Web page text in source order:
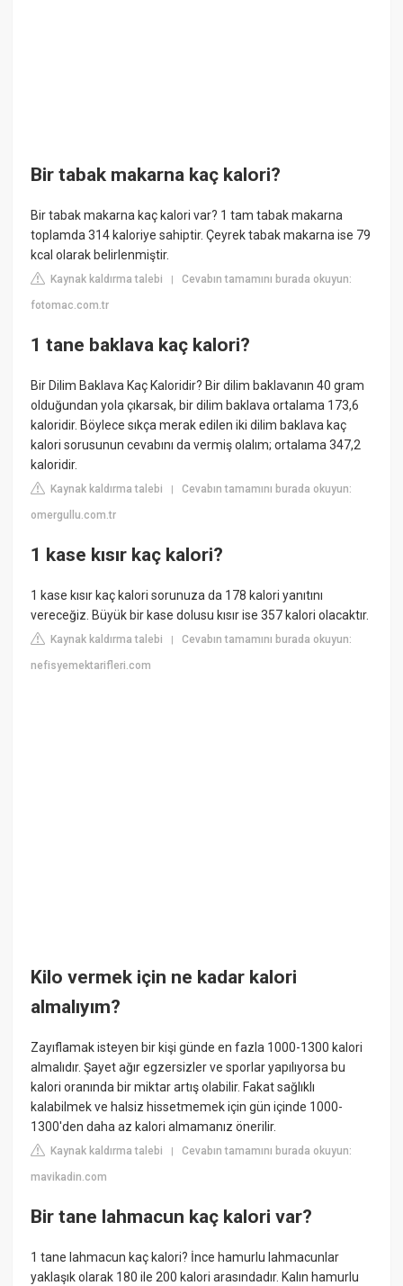
Bir tabak makarna kaç kalori?
Bir tabak makarna kaç kalori var? 1 tam tabak makarna
toplamda 314 kaloriye sahiptir. Çeyrek tabak makarna ise 79
kcal olarak belirlenmiştir.
Kaynak kaldırma talebi |Cevabın tamamını burada okuyun:
fotomac.com.tr
1 tane baklava kaç kalori?
Bir Dilim Baklava Kaç Kaloridir? Bir dilim baklavanın 40 gram
olduğundan yola çıkarsak, bir dilim baklava ortalama 173,6
kaloridir. Böylece sıkça merak edilen iki dilim baklava kaç
kalori sorusunun cevabını da vermiş olalım; ortalama 347,2
kaloridir.
Kaynak kaldırma talebi |Cevabın tamamını burada okuyun:
omergullu.com.tr
1 kase kısır kaç kalori?
1 kase kısır kaç kalori sorunuza da 178 kalori yanıtını
vereceğiz. Büyük bir kase dolusu kısır ise 357 kalori olacaktır.
Kaynak kaldırma talebi |Cevabın tamamını burada okuyun:
nefisyemektarifleri.com
Kilo vermek için ne kadar kalori
almalıyım?
Zayıflamak isteyen bir kişi günde en fazla 1000-1300 kalori
almalıdır. Şayet ağır egzersizler ve sporlar yapılıyorsa bu
kalori oranında bir miktar artış olabilir. Fakat sağlıklı
kalabilmek ve halsiz hissetmemek için gün içinde 1000-
1300'den daha az kalori almamanız önerilir.
Kaynak kaldırma talebi |Cevabın tamamını burada okuyun:
mavikadin.com
Bir tane lahmacun kaç kalori var?
1 tane lahmacun kaç kalori? İnce hamurlu lahmacunlar
yaklaşık olarak 180 ile 200 kalori arasındadır. Kalın hamurlu